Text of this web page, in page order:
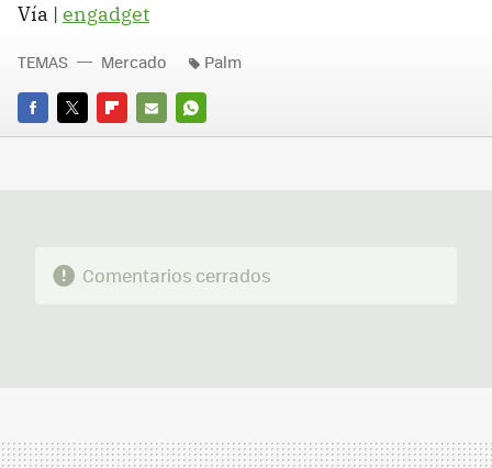
Vía | engadget
FACEBOOK
TWITTERFLIPBOARD
E-
WHATSAPP
TEMAS Mercado Palm
Comentarios cerrados